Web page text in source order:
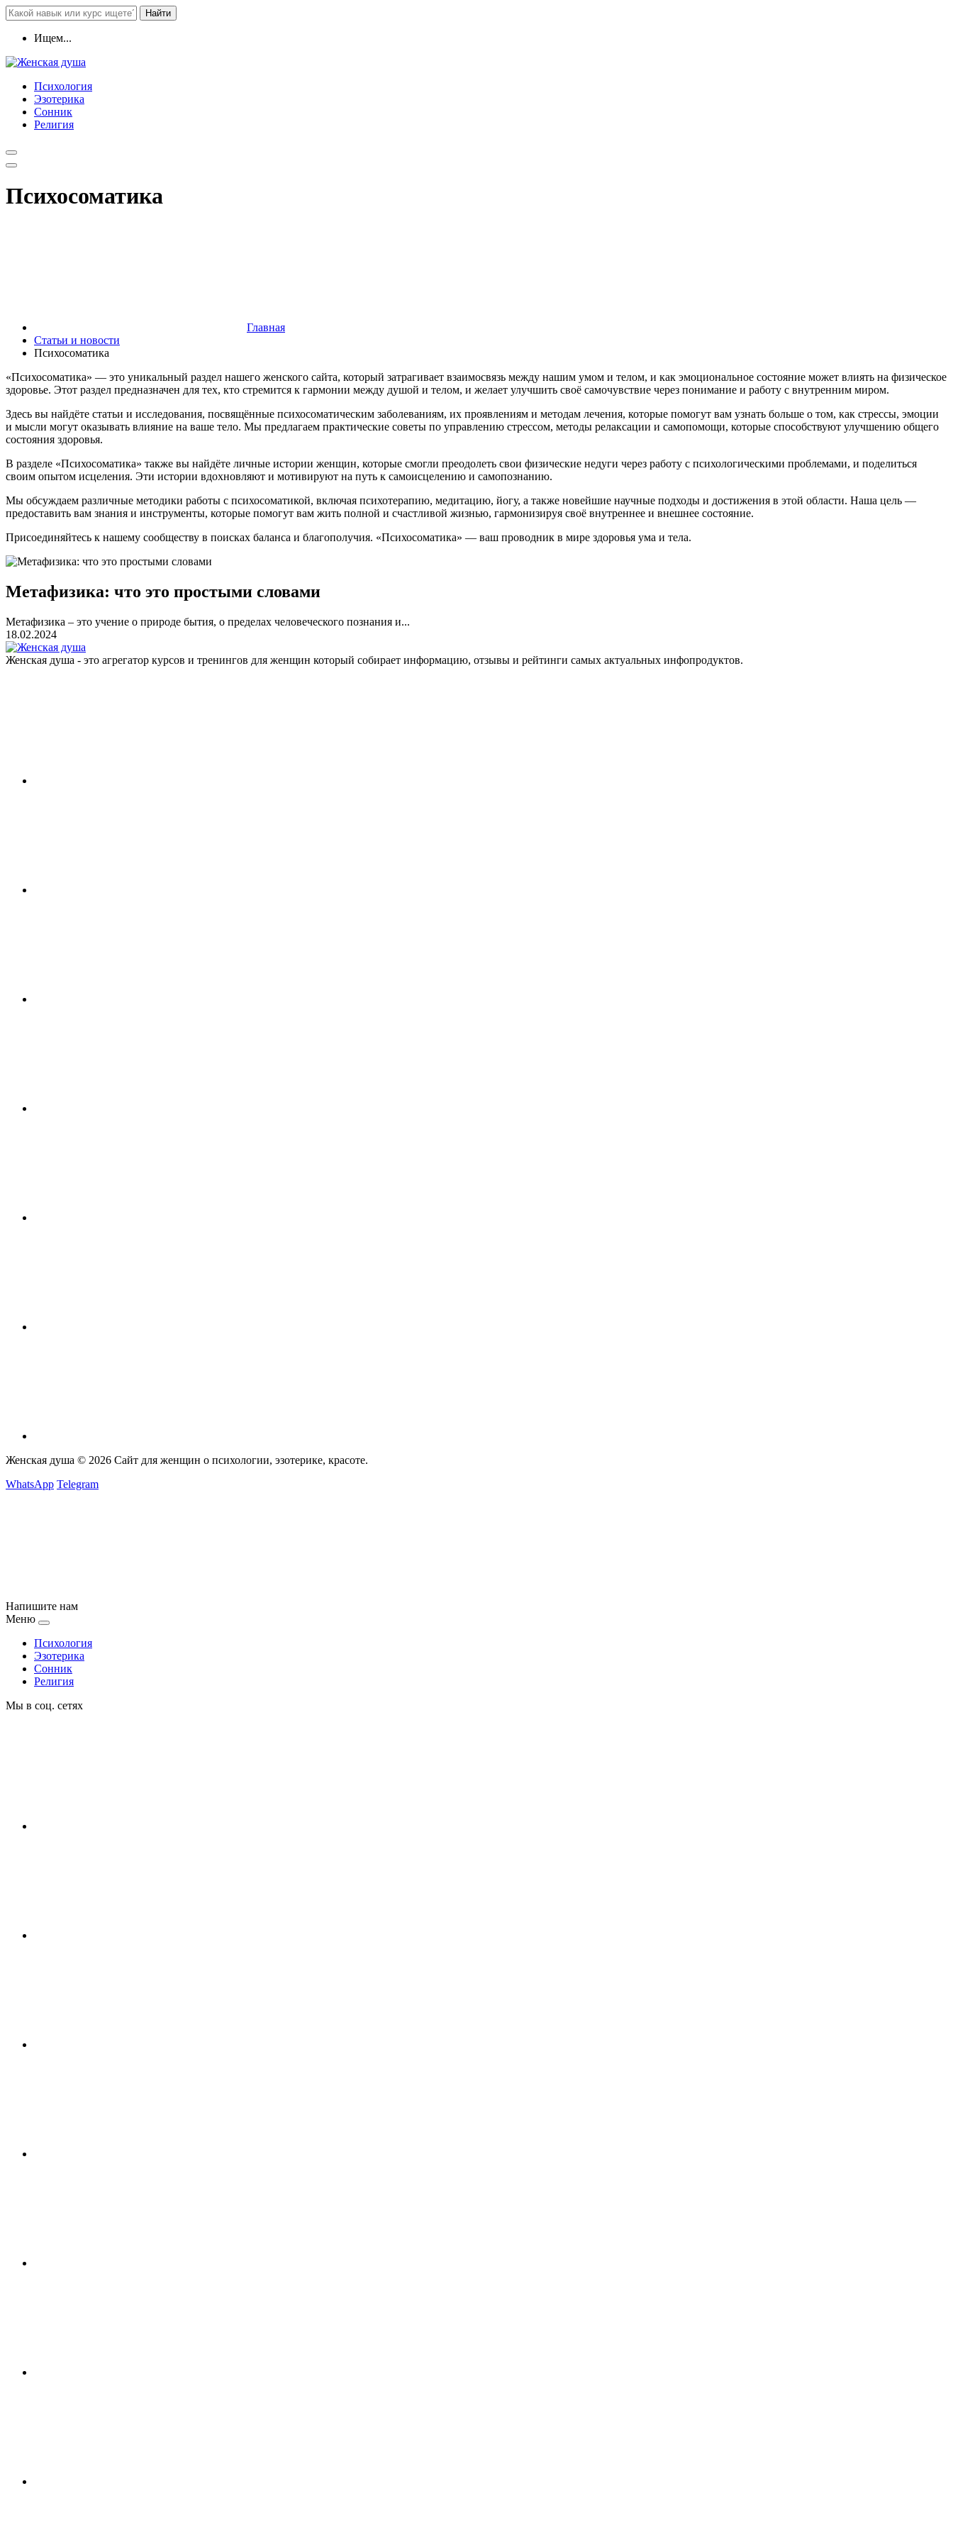
Найти
Ищем...
Психология
Эзотерика
Сонник
Религия
Психосоматика
Главная
Статьи и новости
Психосоматика
«Психосоматика» — это уникальный раздел нашего женского сайта, который затрагивает взаимосвязь между нашим умом и телом, и как эмоциональное состояние может влиять на физическое
здоровье. Этот раздел предназначен для тех, кто стремится к гармонии между душой и телом, и желает улучшить своё самочувствие через понимание и работу с внутренним миром.
Здесь вы найдёте статьи и исследования, посвящённые психосоматическим заболеваниям, их проявлениям и методам лечения, которые помогут вам узнать больше о том, как стрессы, эмоции
и мысли могут оказывать влияние на ваше тело. Мы предлагаем практические советы по управлению стрессом, методы релаксации и самопомощи, которые способствуют улучшению общего
состояния здоровья.
В разделе «Психосоматика» также вы найдёте личные истории женщин, которые смогли преодолеть свои физические недуги через работу с психологическими проблемами, и поделиться
своим опытом исцеления. Эти истории вдохновляют и мотивируют на путь к самоисцелению и самопознанию.
Мы обсуждаем различные методики работы с психосоматикой, включая психотерапию, медитацию, йогу, а также новейшие научные подходы и достижения в этой области. Наша цель —
предоставить вам знания и инструменты, которые помогут вам жить полной и счастливой жизнью, гармонизируя своё внутреннее и внешнее состояние.
Присоединяйтесь к нашему сообществу в поисках баланса и благополучия. «Психосоматика» — ваш проводник в мире здоровья ума и тела.
Метафизика: что это простыми словами
Метафизика – это учение о природе бытия, о пределах человеческого познания и...
18.02.2024
Женская душа - это агрегатор курсов и тренингов для женщин который собирает информацию, отзывы и рейтинги самых актуальных инфопродуктов.
Женская душа © 2026 Сайт для женщин о психологии, эзотерике, красоте.
WhatsApp Telegram
Напишите нам
Меню
Психология
Эзотерика
Сонник
Религия
Мы в соц. сетях